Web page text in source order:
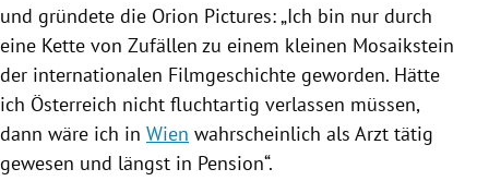
und gründete die Orion Pictures: „Ich bin nur durch
eine Kette von Zufällen zu einem kleinen Mosaikstein
der internationalen Filmgeschichte geworden. Hätte
ich Österreich nicht fluchtartig verlassen müssen,
dann wäre ich in Wien wahrscheinlich als Arzt tätig
gewesen und längst in Pension“.